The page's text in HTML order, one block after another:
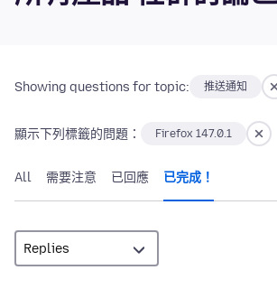
Showing questions for topic: 推送通知
顯示下列標籤的問題： Firefox 147.0.1
All 需要注意 已回應 已完成！